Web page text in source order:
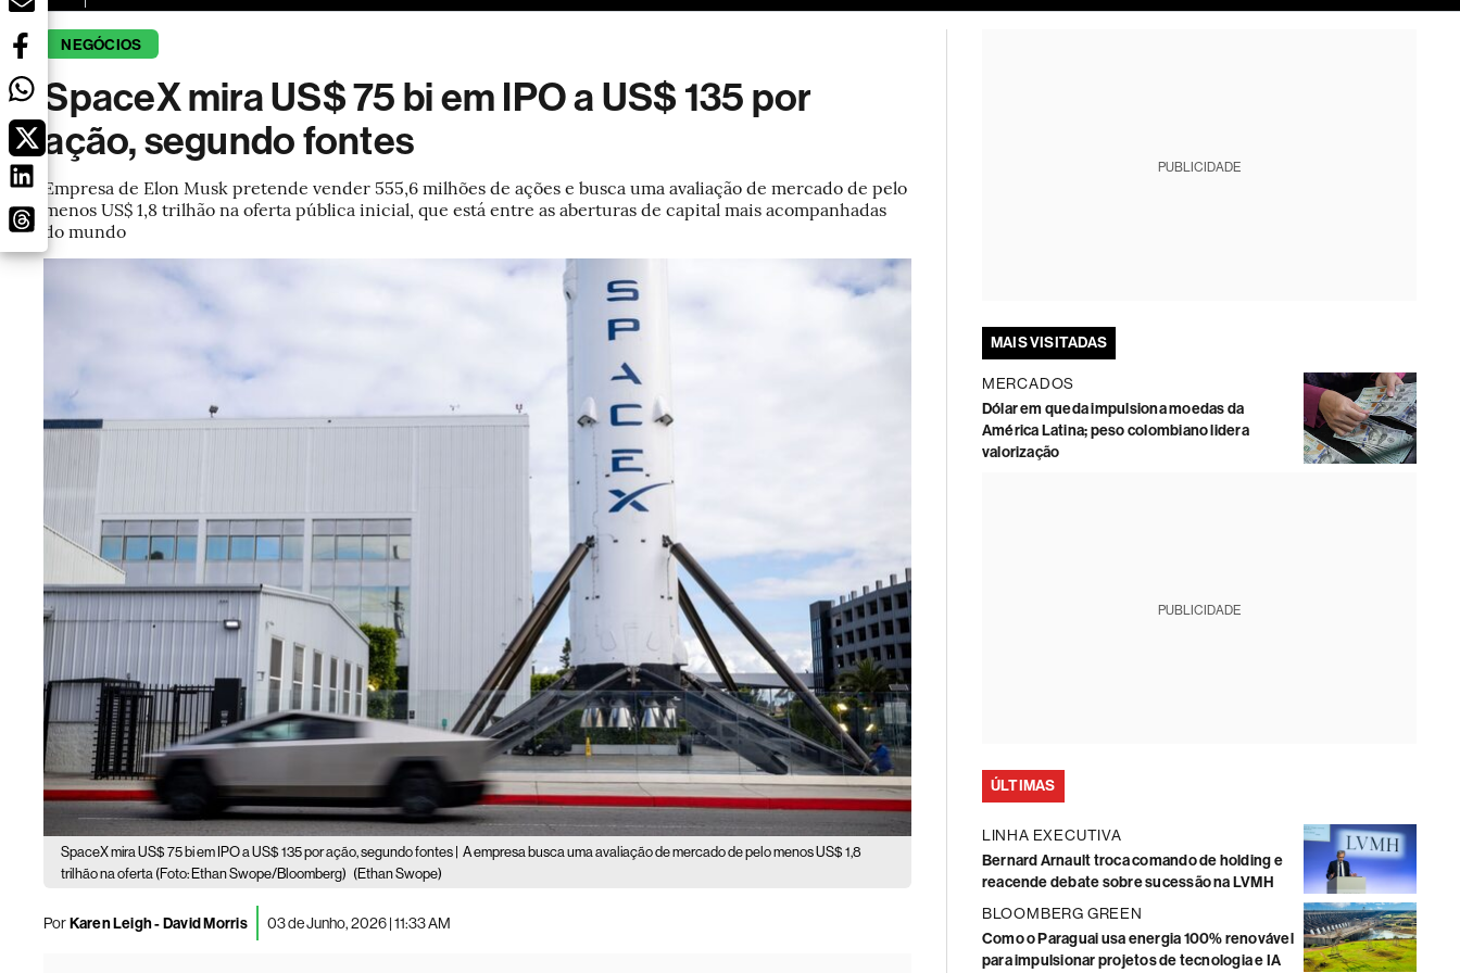
NEGÓCIOS
SpaceX mira US$ 75 bi em IPO a US$ 135 por
ação, segundo fontes
Empresa de Elon Musk pretende vender 555,6 milhões de ações e busca uma avaliação de mercado de pelo
menos US$ 1,8 trilhão na oferta pública inicial, que está entre as aberturas de capital mais acompanhadas
do mundo
SpaceX mira US$ 75 bi em IPO a US$ 135 por ação, segundo fontes |
A empresa busca uma avaliação de mercado de pelo menos US$ 1,8
trilhão na oferta (Foto: Ethan Swope/Bloomberg) (Ethan Swope)
PorKaren Leigh - David Morris 03 de Junho, 2026 | 11:33 AM
PUBLICIDADE
MAIS VISITADAS
MERCADOS
Dólar em queda impulsiona moedas da
América Latina; peso colombiano lidera
valorização
PUBLICIDADE
ÚLTIMAS
LINHA EXECUTIVA
Bernard Arnault troca comando de holding e
reacende debate sobre sucessão na LVMH
BLOOMBERG GREEN
Como o Paraguai usa energia 100% renovável
para impulsionar projetos de tecnologia e IA